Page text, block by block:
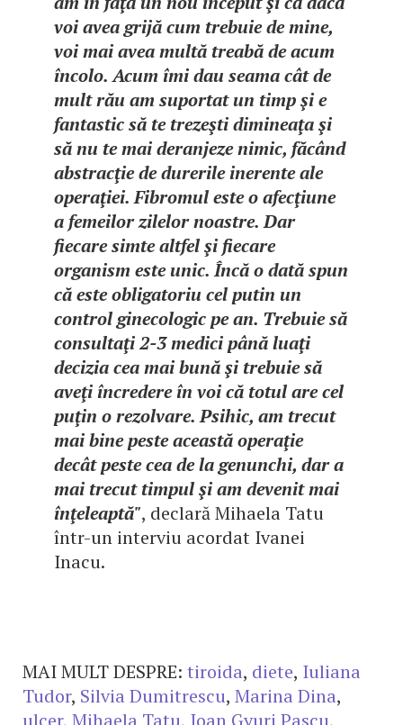
voi avea grijă cum trebuie de mine,
voi mai avea multă treabă de acum
încolo. Acum îmi dau seama cât de
mult rău am suportat un timp şi e
fantastic să te trezeşti dimineaţa şi
să nu te mai deranjeze nimic, făcând
abstracţie de durerile inerente ale
operaţiei. Fibromul este o afecţiune
a femeilor zilelor noastre. Dar
fiecare simte altfel şi fiecare
organism este unic. Încă o dată spun
că este obligatoriu cel putin un
control ginecologic pe an. Trebuie să
consultaţi 2-3 medici până luaţi
decizia cea mai bună şi trebuie să
aveţi încredere în voi că totul are cel
puţin o rezolvare. Psihic, am trecut
mai bine peste această operaţie
decât peste cea de la genunchi, dar a
mai trecut timpul şi am devenit mai
înţeleaptă", declară Mihaela Tatu
într-un interviu acordat Ivanei
Inacu.
MAI MULT DESPRE: tiroida, diete, Iuliana
Tudor, Silvia Dumitrescu, Marina Dina,